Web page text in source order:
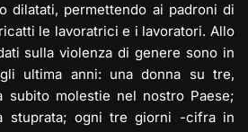
dilatati, permettendo ai padroni di
le lavoratrici e i lavoratori. Allo
sulla violenza di genere sono in
ultima anni: una donna su tre,
subito molestie nel nostro Paese;
stuprata; ogni tre giorni -cifra in